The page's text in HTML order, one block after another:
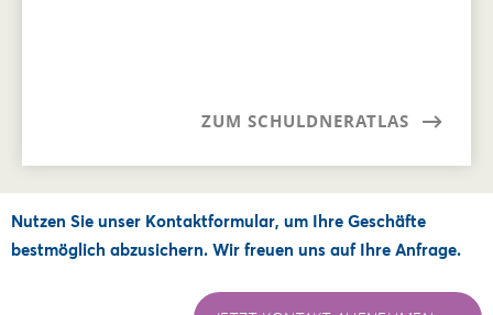
ZUM SCHULDNERATLAS
Nutzen Sie unser Kontaktformular, um Ihre Geschäfte
bestmöglich abzusichern. Wir freuen uns auf Ihre Anfrage.